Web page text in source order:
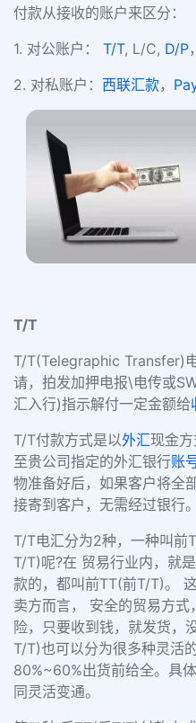
付款从接收的账户来区分：
1. 对公账户： T/T, L/C, D/P
2. 对私账户： 西联汇款，
T/T
T/T(Telegraphic Transfer)
请，拍发加押电报\电传或
汇入行)指示解付一定金额给
T/T付款方式是以外汇现金
至贵公司指定的外汇银行账
物准备好后，如果客户将全
接寄到客户，无需经过银行。
T/T电汇分为2种，一种叫前
T/T)呢?在 贸易行业内，就
款的，都叫前TT(前T/T)。
卖方而言， 安全的贸易方
险，只要收到钱，就发货，
T/T)也可以分为很多种灵活
80%~60%出货前给全。具
同灵活变通。